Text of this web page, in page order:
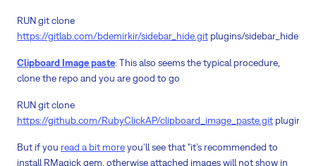
RUN git clone
https://gitlab.com/bdemirkir/sidebar_hide.git plugins/sidebar_hide
Clipboard Image paste: This also seems the typical procedure,
clone the repo and you are good to go
RUN git clone
https://github.com/RubyClickAP/clipboard_image_paste.git plugins/
But if you read a bit moreyou'll see that "it’s recommended to
install RMagick gem, otherwise attached images will not show in